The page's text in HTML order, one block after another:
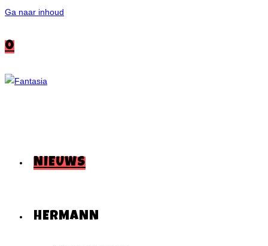
Ga naar inhoud
0
NIEUWS
HERMANN